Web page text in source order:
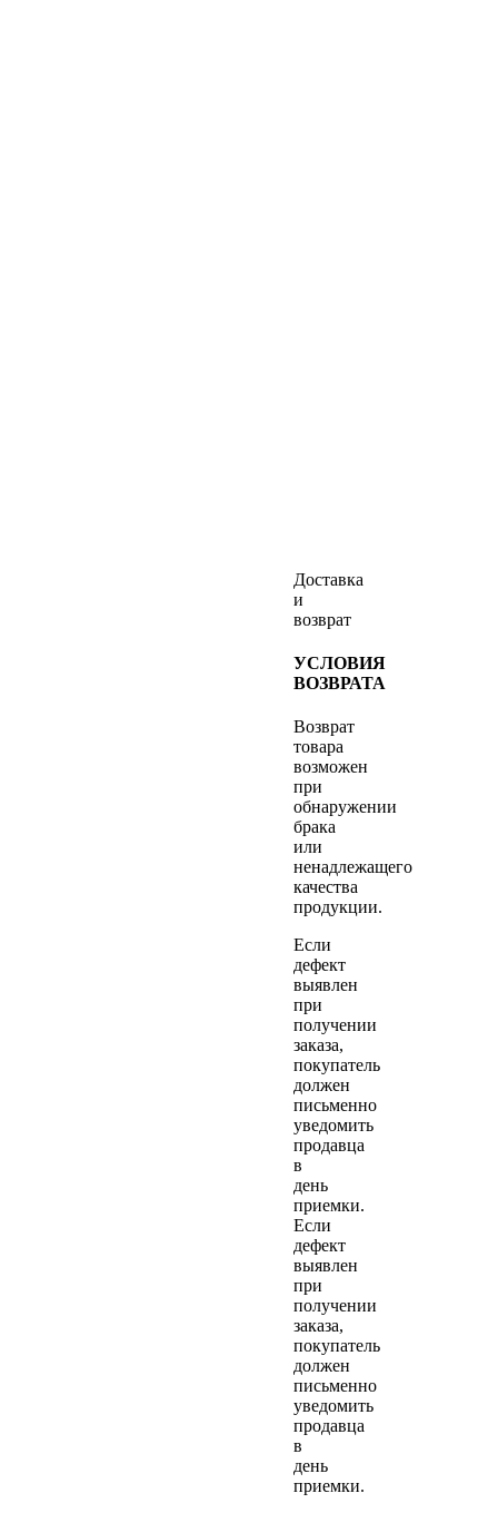
Доставка
и
возврат
УСЛОВИЯ
ВОЗВРАТА
Возврат
товара
возможен
при
обнаружении
брака
или
ненадлежащего
качества
продукции.
Если
дефект
выявлен
при
получении
заказа,
покупатель
должен
письменно
уведомить
продавца
в
день
приемки.
Если
дефект
выявлен
при
получении
заказа,
покупатель
должен
письменно
уведомить
продавца
в
день
приемки.